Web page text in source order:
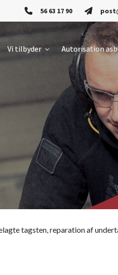
56 63 17 90
Vi tilbyder Autorisation
tagsten, reparation af